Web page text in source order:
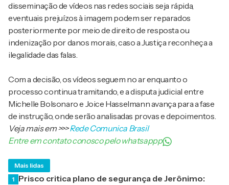
disseminação de vídeos nas redes sociais seja rápida,
eventuais prejuízos à imagem podem ser reparados
posteriormente por meio de direito de resposta ou
indenização por danos morais, caso a Justiça reconheça a
ilegalidade das falas.
Com a decisão, os vídeos seguem no ar enquanto o
processo continua tramitando, e a disputa judicial entre
Michelle Bolsonaro e Joice Hasselmann avança para a fase
de instrução, onde serão analisadas provas e depoimentos.
Veja mais em>>>Rede Comunica Brasil
Entre em contato conosco pelo whatsappp
Mais lidas
1 Prisco critica plano de segurança de Jerônimo: